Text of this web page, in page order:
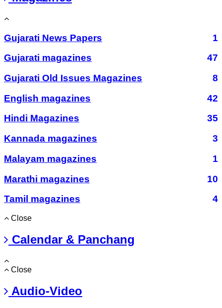
Gujarati News Papers
1
Gujarati magazines
47
Gujarati Old Issues Magazines
8
English magazines
42
Hindi Magazines
35
Kannada magazines
3
Malayam magazines
1
Marathi magazines
10
Tamil magazines
4
Close
Calendar & Panchang
Close
Audio-Video